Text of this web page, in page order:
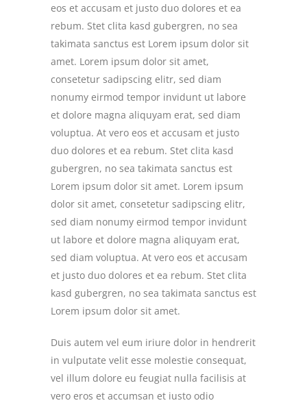
eos et accusam et justo duo dolores et ea
rebum. Stet clita kasd gubergren, no sea
takimata sanctus est Lorem ipsum dolor sit
amet. Lorem ipsum dolor sit amet,
consetetur sadipscing elitr, sed diam
nonumy eirmod tempor invidunt ut labore
et dolore magna aliquyam erat, sed diam
voluptua. At vero eos et accusam et justo
duo dolores et ea rebum. Stet clita kasd
gubergren, no sea takimata sanctus est
Lorem ipsum dolor sit amet. Lorem ipsum
dolor sit amet, consetetur sadipscing elitr,
sed diam nonumy eirmod tempor invidunt
ut labore et dolore magna aliquyam erat,
sed diam voluptua. At vero eos et accusam
et justo duo dolores et ea rebum. Stet clita
kasd gubergren, no sea takimata sanctus est
Lorem ipsum dolor sit amet.
Duis autem vel eum iriure dolor in hendrerit
in vulputate velit esse molestie consequat,
vel illum dolore eu feugiat nulla facilisis at
vero eros et accumsan et iusto odio